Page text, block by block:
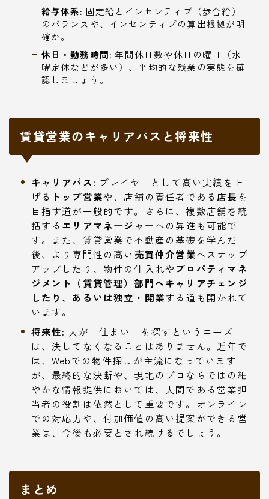
給与体系: 固定給とインセンティブ（歩合給）
のバランスや、インセンティブの算出根拠が明
確か。
休日・勤務時間: 年間休日数や休日の曜日（水
曜定休などが多い）、平均的な残業の実態を確
認しましょう。
賃貸営業のキャリアパスと将来性
キャリアパス: プレイヤーとして高い実績を上
げる トップ営業や、店舗の責任者である 店長 を
目指す道が一般的です。さらに、複数店舗を統
括する エリアマネージャーへの昇進も可能で
す。また、賃貸営業で不動産の基礎を学んだ
後、より専門性の高い 売買仲介営業へステップ
アップしたり、物件の仕入れや プロパティマネ
ジメント（賃貸管理）部門へキャリアチェンジ
したり、あるいは独立・開業する道も開かれて
います。
将来性: 人が「住まい」を探すというニーズ
は、決してなくなることはありません。近年で
は、Webでの物件探しが主流になっています
が、最終的な決断や、現地のプロならではの細
やかな情報提供においては、人間である営業担
当者の役割は依然として重要です。オンライン
での対応力や、付加価値の高い提案ができる営
業は、今後も必要とされ続けるでしょう。
まとめ